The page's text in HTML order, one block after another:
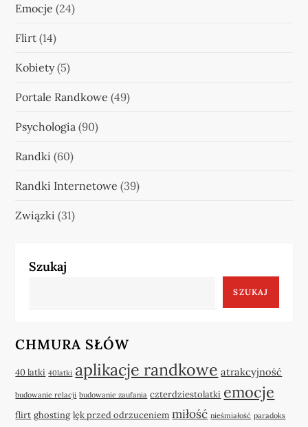
Emocje (24)
Flirt (14)
Kobiety(5)
Portale Randkowe (49)
Psychologia (90)
Randki (60)
Randki Internetowe (39)
Związki (31)
Szukaj
SZUKAJ
CHMURA SŁÓW
40 latki 40latki aplikacje randkowe atrakcyjność
budowanie relacji budowanie zaufania czterdziestolatki emocje
flirt ghosting lęk przed odrzuceniem miłość nieśmiałość paradoks